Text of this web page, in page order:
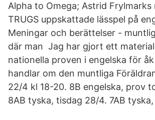
Alpha to Omega; Astrid Frylmarks
TRUGS uppskattade lässpel på
Meningar och berättelser -
där man Jag har gjort ett
nationella proven i engelska för
handlar om den muntliga
22/4 kl 18-20. 8B engelska, prov
8AB tyska, tisdag 28/4. 7AB